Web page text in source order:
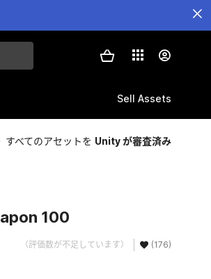
Sell Assets
すべてのアセットを Unity が審査済み
100
（評価数が不足しています） (176)